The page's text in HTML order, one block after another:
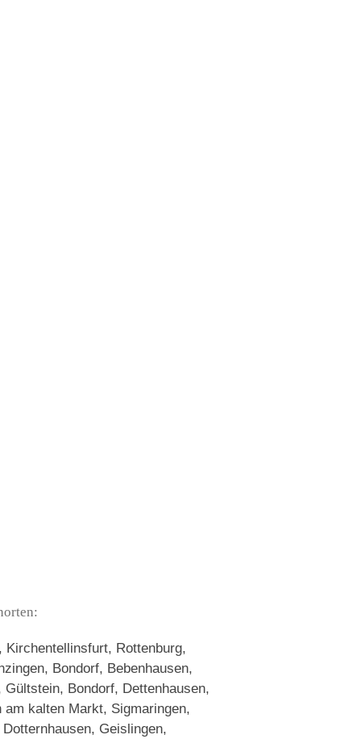
Kirchentellinsfurt, Rottenburg,
Bondorf, Bebenhausen,
Bondorf, Dettenhausen,
kalten Markt, Sigmaringen,
Geislingen,